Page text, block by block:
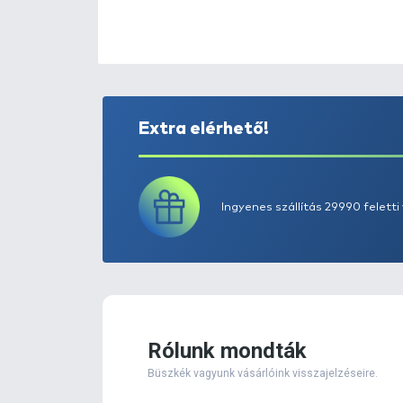
Extra elérhető!